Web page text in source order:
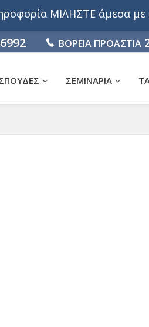
ΒΟΡΕΙΑ ΠΡΟΑΣΤΙΑ
ΣΕΜΙΝΑΡΙΑ
ΜΙΛΗΣΤΕ άμεσα